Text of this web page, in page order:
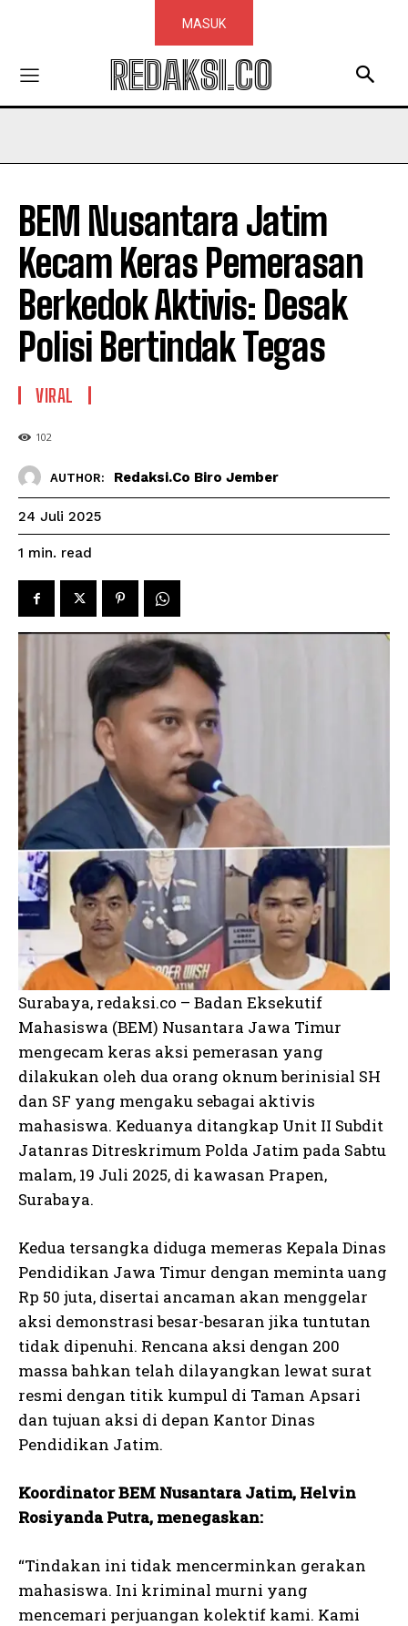
MASUK
REDAKSI.CO
BEM Nusantara Jatim
Kecam Keras Pemerasan
Berkedok Aktivis: Desak
Polisi Bertindak Tegas
VIRAL
102
AUTHOR: Redaksi.co Biro Jember
24 Juli 2025
1 min. read
Surabaya, redaksi.co – Badan Eksekutif
Mahasiswa (BEM) Nusantara Jawa Timur
mengecam keras aksi pemerasan yang
dilakukan oleh dua orang oknum berinisial SH
dan SF yang mengaku sebagai aktivis
mahasiswa. Keduanya ditangkap Unit II Subdit
Jatanras Ditreskrimum Polda Jatim pada Sabtu
malam, 19 Juli 2025, di kawasan Prapen,
Surabaya.
Kedua tersangka diduga memeras Kepala Dinas
Pendidikan Jawa Timur dengan meminta uang
Rp 50 juta, disertai ancaman akan menggelar
aksi demonstrasi besar-besaran jika tuntutan
tidak dipenuhi. Rencana aksi dengan 200
massa bahkan telah dilayangkan lewat surat
resmi dengan titik kumpul di Taman Apsari
dan tujuan aksi di depan Kantor Dinas
Pendidikan Jatim.
Koordinator BEM Nusantara Jatim, Helvin
Rosiyanda Putra, menegaskan:
“Tindakan ini tidak mencerminkan gerakan
mahasiswa. Ini kriminal murni yang
mencemari perjuangan kolektif kami. Kami